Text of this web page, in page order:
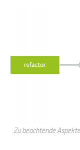
Zu beachtende